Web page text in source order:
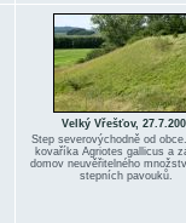
Velký Vřešťov,
Step severovýchodně od
kovaříka Agriotes gallicus a
domov neuvěřitelného
stepních pavouků.